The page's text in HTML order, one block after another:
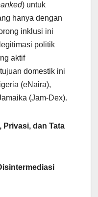
) untuk
hanya dengan
inklusi ini
politik
aktif
domestik ini
(eNaira),
(Jam-Dex).
Privasi, dan Tata